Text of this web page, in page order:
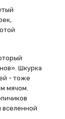
Шкурка
- тоже
мячом.
вселенной